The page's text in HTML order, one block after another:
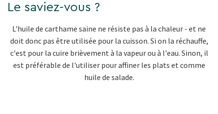
Le saviez-vous ?
L'huile de carthame saine ne résiste pas à la chaleur - et ne
doit donc pas être utilisée pour la cuisson. Si on la réchauffe,
c'est pour la cuire brièvement à la vapeur ou à l'eau. Sinon, il
est préférable de l'utiliser pour affiner les plats et comme
huile de salade.